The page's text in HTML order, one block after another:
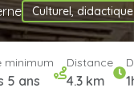
Culturel, didactique
minimum
5 ans
Distance
4.3 km